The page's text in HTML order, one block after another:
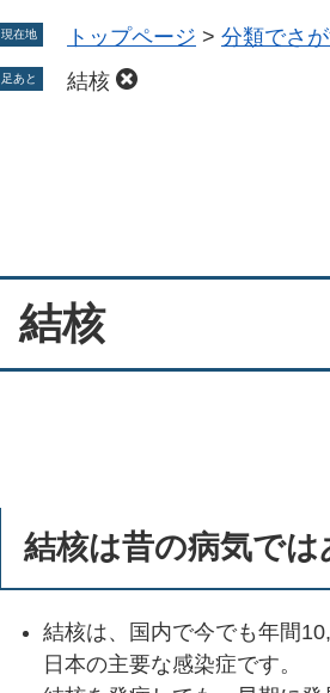
現在地 トップページ > 分類でさ
足あと 結核
結核
結核は昔の病気では
結核は、国内で今でも年間
日本の主要な感染症です。